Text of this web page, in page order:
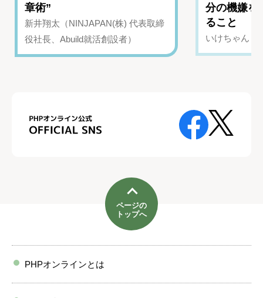
章術”
新井翔太（NINJAPAN(株) 代表取締
役社長、Abuild就活創設者）
分の機嫌を
ること
いけちゃん（
ページの
トップへ
PHPオンラインとは